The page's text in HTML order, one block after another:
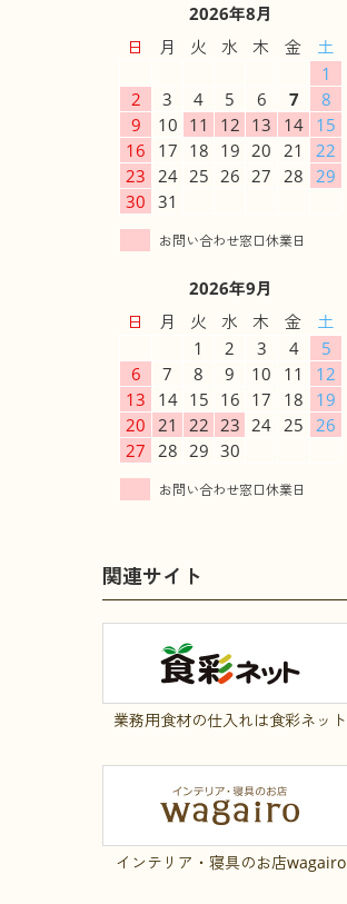
2026年8月
日
月 火 水 木 金
土
1
2
3 4 5 6 7
8
9
10 11 12 13 14 15
16
17 18 19 20 21
22
23
24 25 26 27 28
29
30 31
2026年9月
日
月 火 水 木 金
土
1
2 3 4
5
6
7 8 9 10 11
12
13
14 15 16 17 18
19
20
21 22 23 24 25
26
27
28 29 30
関連サイト
業務用食材の仕入れは食彩ネット
インテリア・寝具のお店wagairo